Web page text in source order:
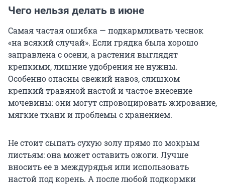
Чего нельзя делать в июне
Самая частая ошибка — подкармливать чеснок
«на всякий случай». Если грядка была хорошо
заправлена с осени, а растения выглядят
крепкими, лишние удобрения не нужны.
Особенно опасны свежий навоз, слишком
крепкий травяной настой и частое внесение
мочевины: они могут спровоцировать жирование,
мягкие ткани и проблемы с хранением.
Не стоит сыпать сухую золу прямо по мокрым
листьям: она может оставить ожоги. Лучше
вносить ее в междурядья или использовать
настой под корень. А после любой подкормки